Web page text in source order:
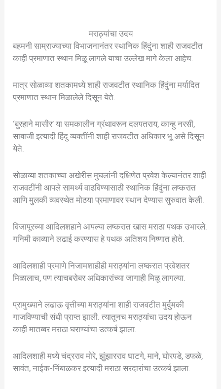
मराठ्यांचा उदय
बहमनी साम्राज्याच्या विभाजनानंतर स्थानिक हिंदुंना शाही राजवटीत
काही प्रमाणात स्थान मिळू लागले याचा उल्लेख मागे केला आहेच.
मात्र सोळाव्या शतकामध्ये शाही राजवटीत स्थानिक हिंदुंना मर्यादित
प्रमाणात स्थान मिळालेले दिसून येते.
‘बुरहाने मासीर’ या समकालीन ग्रंथावरून दलपतराय, कान्हु नरसी,
साबाजी इत्यादी हिंदु व्यक्तींनी शाही राजवटीत अधिकार भू असे दिसून
येते.
सोळाव्या शतकाच्या अखेरीस मुघलांनी दक्षिणेत प्रवेश केल्यानंतर शाही
राजवटींनी आपले सामर्थ्य वाढविण्यासाठी स्थानिक हिंदुंना लष्करात
आणि मुलकी व्यवस्थेत मोठया प्रमाणावर स्थान देण्यास सुरुवात केली.
विजापूरच्या आदिलशहाने आपल्या लष्करात खास मराठा पथक उभारले.
गनिमी काव्याने लढाई करण्यास हे पथक अतिशय निष्णात होते.
आदिलशाही प्रमाणे निजामशाहीही मराठ्यांना लष्करात प्रवेशतर
मिळालाच, पण त्याचबरोबर अधिकारांच्या जागाही मिळू लागल्या.
प्रामुख्याने लढाऊ वृत्तीच्या मराठ्यांना शाही राजवटीत मुर्दुमकी
गाजविण्याची संधी प्राप्त झाली. त्यातूनच मराठ्यांचा उदय होऊन
काही मातब्बर मराठा घराण्यांचा उत्कर्ष झाला.
आदिलशाही मध्ये चंद्रराव मोरे, झुंझारराव घाटगे, माने, घोरपडे, डफळे,
सावंत, नाईक-निंबाळकर इत्यादी मराठा सरदारांचा उत्कर्ष झाला.